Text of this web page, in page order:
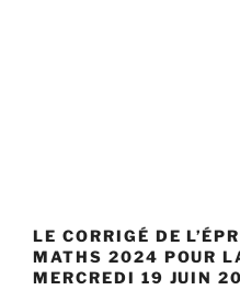
LE CORRIGÉ DE
MATHS 2024 POUR
MERCREDI 19 JUIN